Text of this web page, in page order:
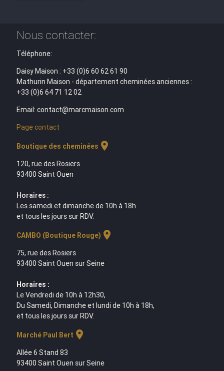
Nous contacter:
Téléphone:
Daisy Maison : +33 (0)6 60 62 61 90
Mathurin Maison - département cheminées anciennes :
+33 (0)6 64 71 12 02
Email: contact@marcmaison.com
Page contact
Boutique des cheminées location_on
120, rue des Rosiers
93400 Saint Ouen
Horaires :
Les samedi et dimanche de 10h à 18h
et tous les jours sur RDV.
CAMBO (Boutique Rouge) location_on
75, rue des Rosiers
93400 Saint Ouen sur Seine
Horaires :
Le Vendredi de 10h à 12h30,
Du Samedi, Dimanche et lundi de 10h à 18h,
et tous les jours sur RDV.
Marché Paul Bert location_on
Allée 6 Stand 83
93400 Saint Ouen sur Seine